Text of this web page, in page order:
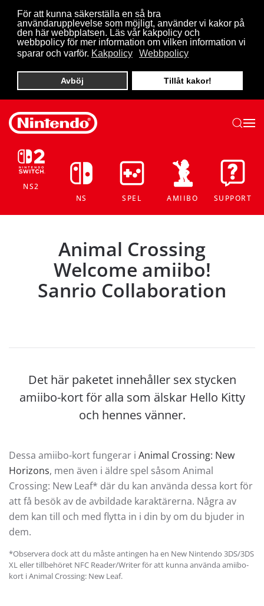
För att kunna säkerställa en så bra
användarupplevelse som möjligt, använder vi kakor på
den här webbplatsen. Läs vår kakpolicy och
webbpolicy för mer information om vilken information vi
sparar och varför. Kakpolicy Webbpolicy
Avböj Tillåt kakor!
Skip to main content
NS2
NS
SPEL AMIIBO SUPPORT
Animal Crossing
Welcome amiibo!
Sanrio Collaboration
Det här paketet innehåller sex stycken
amiibo-kort för alla som älskar Hello Kitty
och hennes vänner.
Dessa amiibo-kort fungerar i Animal Crossing: New
Horizons, men även i äldre spel såsom Animal
Crossing: New Leaf* där du kan använda dessa kort för
att få besök av de avbildade karaktärerna. Några av
dem kan till och med flytta in i din by om du bjuder in
dem.
*Observera dock att du måste antingen ha en New Nintendo 3DS/3DS
XL eller tillbehöret NFC Reader/Writer för att kunna använda amiibo-
kort i Animal Crossing: New Leaf.